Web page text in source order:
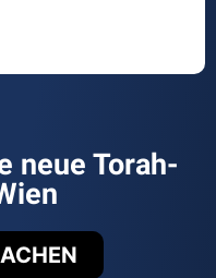
neue Torah-